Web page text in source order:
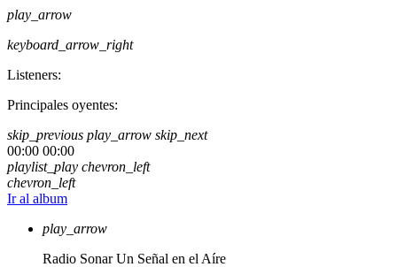
play_arrow
keyboard_arrow_right
Listeners:
Principales oyentes:
skip_previous play_arrow skip_next
00:00 00:00
playlist_play chevron_left
chevron_left
Ir al album
play_arrow
Radio Sonar Un Señal en el Aíre